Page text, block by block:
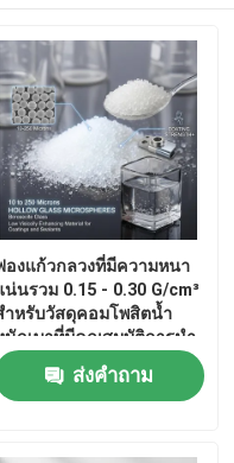
องแก้วกลวงที่มีความหนา
น่นรวม 0.15 - 0.30 G/cm³
ำหรับวัสดุคอมโพสิตน้ำ
นักเบาที่มีคุณสมบัติการนำ
วามร้อนต่ำและความ
นทานต่อสารเคมี
ส่งคำถาม